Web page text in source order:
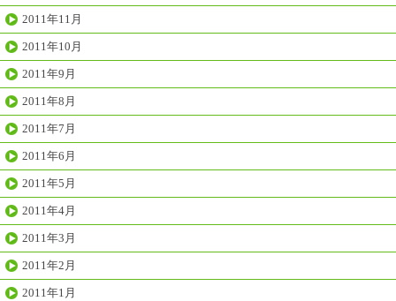
2011年11月
2011年10月
2011年9月
2011年8月
2011年7月
2011年6月
2011年5月
2011年4月
2011年3月
2011年2月
2011年1月